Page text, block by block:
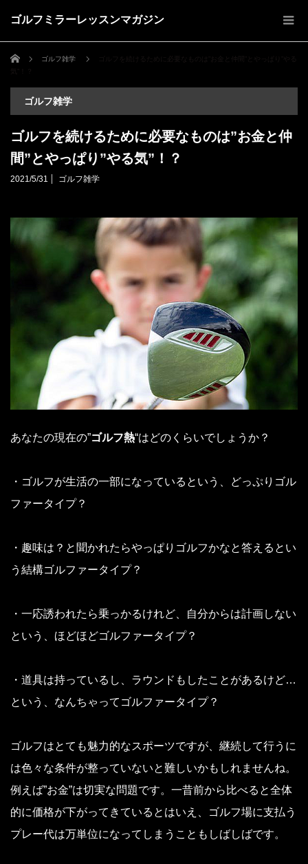
ゴルフミラーレッスンマガジン
ホーム ゴルフ雑学
ゴルフ雑学
ゴルフを続けるために必要なものは”お金と仲
間”とやっぱり”やる気”！？
2021/5/31 ゴルフ雑学
あなたの現在の”ゴルフ熱“はどのくらいでしょうか？
・ゴルフが生活の一部になっているという、どっぷりゴル
ファータイプ？
・趣味は？と聞かれたらやっぱりゴルフかなと答えるとい
う結構ゴルファータイプ？
・一応誘われたら乗っかるけれど、自分からは計画しない
という、ほどほどゴルファータイプ？
・道具は持っているし、ラウンドもしたことがあるけど…
という、なんちゃってゴルファータイプ？
ゴルフはとても魅力的なスポーツですが、継続して行うに
は色々な条件が整っていないと難しいかもしれませんね。
例えば”お金”は切実な問題です。一昔前から比べると全体
的に価格が下がってきているとはいえ、ゴルフ場に支払う
プレー代は万単位になってしまうこともしばしばです。